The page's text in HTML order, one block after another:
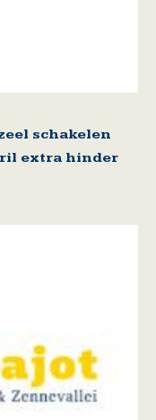
schakelen
extra hinder